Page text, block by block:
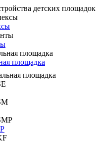
детских площадок
площадка
площадка